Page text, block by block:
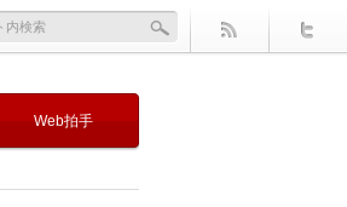
Web拍手